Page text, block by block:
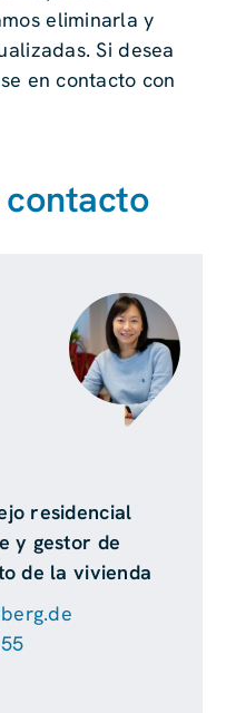
eliminarla y
Si desea
en contacto con
contacto
residencial
y gestor de
de la vivienda